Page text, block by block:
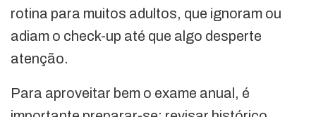
rotina para muitos adultos, que ignoram ou
adiam o check-up até que algo desperte
atenção.
Para aproveitar bem o exame anual, é